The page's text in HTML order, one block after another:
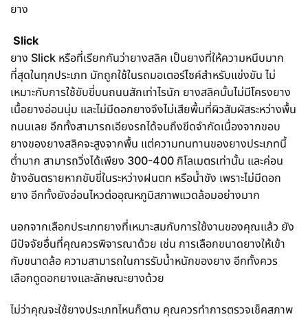
ยาง​​
Slick
ยาง Slick หรือที่เรียกกันว่ายางสลิค เป็นยางที่ให้ความหนึบมาก
ที่สุดในทุกประเภท มักถูกใช้ในรถมอเตอร์ไซค์สำหรับแข่งขัน ไม่
เหมาะกับการใช้ขับขี่บนถนนสักเท่าไรนัก ยางสลิคนั้นไม่มีโครงยาง
เนื้อยางอ่อนนุ่ม และไม่มีดอกยางจึงไม่เสียพื้นที่ผิวสัมผัสระหว่างพื้น
ถนนเลย อีกทั้งสามารถเอียงรถได้จนถึงขีดจำกัดเนื่องจากขอบ
ยางของยางสลิคจะสูงจากพื้น แต่ความทนทานของยางประเภทนี้
ต่ำมาก สามารถวิ่งได้เพียง 300-400 กิโลเมตรเท่านั้น และค่อน
ข้างอันตรายหากขับขี่ในระหว่างฝนตก หรือน้ำขัง เพราะไม่มีดอก
ยาง อีกทั้งยังอ่อนไหวต่ออุณหภูมิสภาพแวดล้อมอย่างมาก
นอกจากเลือกประเภทยางที่เหมาะสมกับการใช้งานของคุณแล้ว ยัง
มีปัจจัยอื่นที่คุณควรพิจารณาด้วย เช่น การเลือกขนาดยางให้เข้า
กับขนาดล้อ ความสามารถในการรับน้ำหนักของยาง อีกทั้งควร
เลือกดูดอกยางและลักษณะยางด้วย
ไม่ว่าคุณจะใช้ยางประเภทไหนก็ตาม คุณควรทำการตรวจเช็คสภาพ